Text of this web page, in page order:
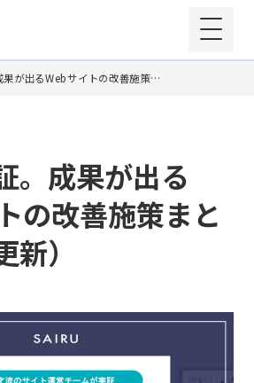
果が出るWebサイトの改善施策…
。成果が出る
の改善施策まと
）